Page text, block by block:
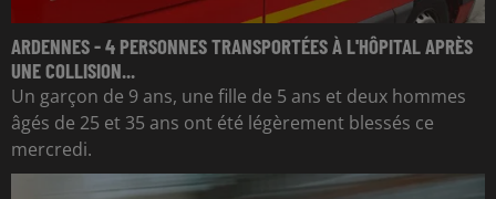
ARDENNES - 4 PERSONNES TRANSPORTÉES À L'HÔPITAL APRÈS
UNE COLLISION...
Un garçon de 9 ans, une fille de 5 ans et deux hommes
âgés de 25 et 35 ans ont été légèrement blessés ce
mercredi.